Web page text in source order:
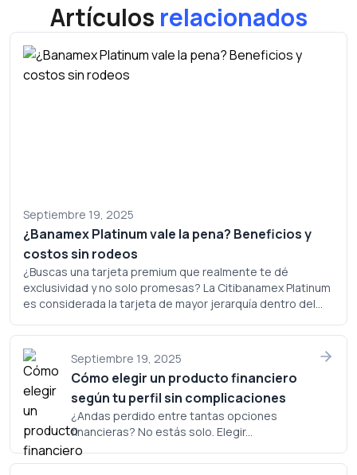
Artículos relacionados
Septiembre 19, 2025
¿Banamex Platinum vale la pena? Beneficios y
costos sin rodeos
¿Buscas una tarjeta premium que realmente te dé
exclusividad y no solo promesas? La Citibanamex Platinum
es considerada la tarjeta de mayor jerarquía dentro del
costo? Analicemos a fondo si este plástico merece un
lugar en tu cartera.Septiembre 19, 2025
Cómo elegir un producto financiero
según tu perfil sin complicaciones
¿Andas perdido entre tantas opciones
financieras? No estás solo. Elegir...